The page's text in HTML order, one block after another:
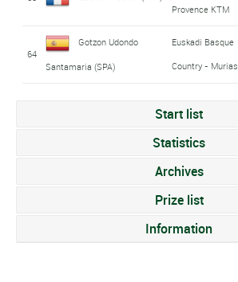
Provence KTM
64
Gotzon Udondo
Santamaria (SPA)
Euskadi Basque
Country - Murias
Start list
Statistics
Archives
Prize list
Information